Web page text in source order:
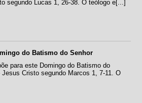
segundo Lucas 1, 26-38. O teólogo e[...]
do Batismo do Senhor
para este Domingo do Batismo do
Cristo segundo Marcos 1, 7-11. O